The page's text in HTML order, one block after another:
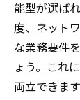
コ
導入
法
能型が選ば
度、ネット
な業務要件
ょう。これ
両立できます